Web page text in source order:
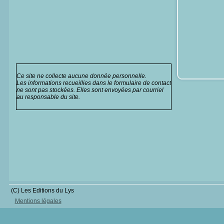
Ce site ne collecte aucune donnée personnelle.
Les informations recueillies dans le formulaire de contact
ne sont pas stockées. Elles sont envoyées par courriel
au responsable du site.
(C) Les Editions du Lys
Mentions légales